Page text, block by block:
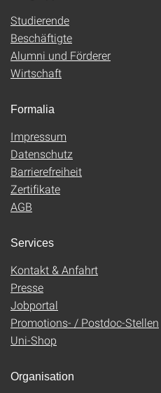
Studierende
Beschäftigte
Alumni und Förderer
Wirtschaft
Formalia
Impressum
Datenschutz
Barrierefreiheit
Zertifikate
AGB
Services
Kontakt & Anfahrt
Presse
Jobportal
Promotions- / Postdoc-Stellen
Uni-Shop
Organisation